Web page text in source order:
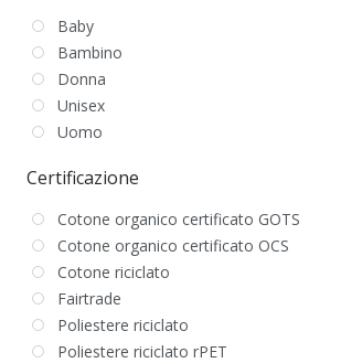
Baby
Bambino
Donna
Unisex
Uomo
Certificazione
Cotone organico certificato GOTS
Cotone organico certificato OCS
Cotone riciclato
Fairtrade
Poliestere riciclato
Poliestere riciclato rPET